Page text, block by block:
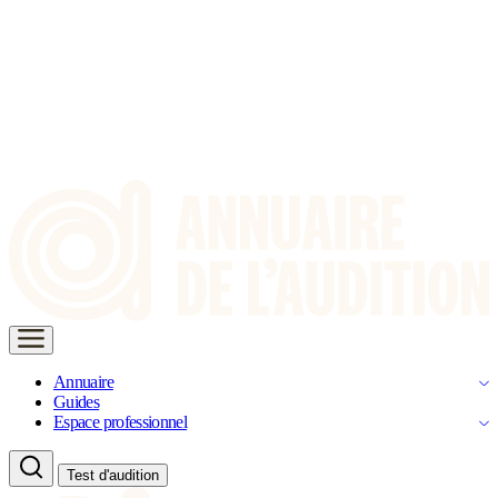
Annuaire
Guides
Espace professionnel
Test d'audition